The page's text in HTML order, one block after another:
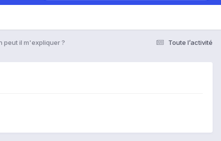
Toute l’activité
peut il m'expliquer ?